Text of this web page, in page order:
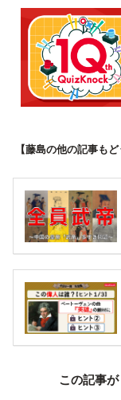
【藤島の他の記事もど
この記事